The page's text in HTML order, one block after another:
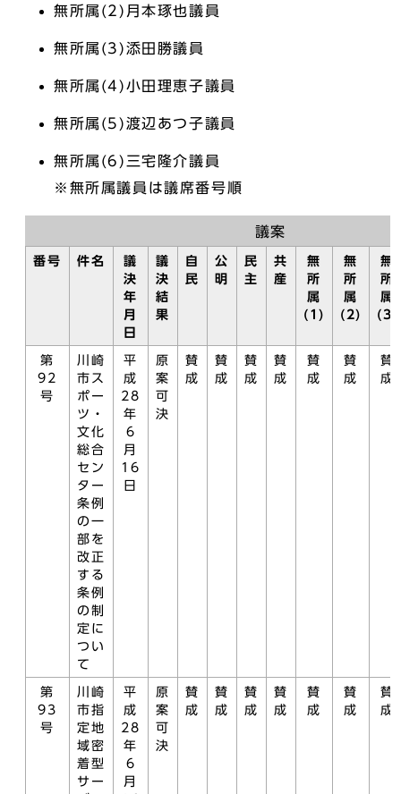
無所属(2)月本琢也議員
無所属(3)添田勝議員
無所属(4)小田理恵子議員
無所属(5)渡辺あつ子議員
無所属(6)三宅隆介議員
※無所属議員は議席番号順
議案
番号 件名
議
決
年
月
日
議
決
結
果
自
民
公
明
民
主
共
産
無
所
属
(1)
無
所
属
(2)
無
所
属
(3)
第
92
号
川崎
市ス
ポー
ツ・
文化
総合
セン
ター
条例
の一
部を
改正
する
条例
の制
定に
つい
て
平
成
28
年
6
月
16
日
原
案
可
決
賛
成
賛
成
賛
成
賛
成
賛
成
賛
成
賛
成
第
93
号
川崎
市指
定地
域密
着型
サー
平
成
28
年
6
月
原
案
可
決
賛
成
賛
成
賛
成
賛
成
賛
成
賛
成
賛
成